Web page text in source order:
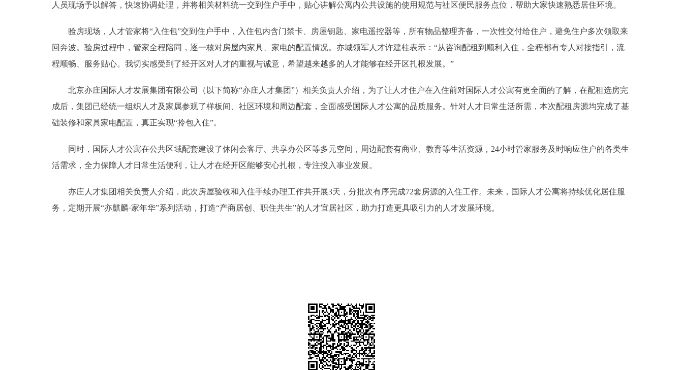
人员现场予以解答，快速协调处理，并将相关材料统一交到住户手中，贴心讲解公寓内公共设施的使用规范与社区便民服务点位，帮助大家快速熟悉居住环境。
验房现场，人才管家将“入住包”交到住户手中，入住包内含门禁卡、房屋钥匙、家电遥控器等，所有物品整理齐备，一次性交付给住户，避免住户多次领取来
回奔波。验房过程中，管家全程陪同，逐一核对房屋内家具、家电的配置情况。亦城领军人才许建柱表示：“从咨询配租到顺利入住，全程都有专人对接指引，流
程顺畅、服务贴心。我切实感受到了经开区对人才的重视与诚意，希望越来越多的人才能够在经开区扎根发展。”
北京亦庄国际人才发展集团有限公司（以下简称“亦庄人才集团”）相关负责人介绍，为了让人才住户在入住前对国际人才公寓有更全面的了解，在配租选房完
成后，集团已经统一组织人才及家属参观了样板间、社区环境和周边配套，全面感受国际人才公寓的品质服务。针对人才日常生活所需，本次配租房源均完成了基
础装修和家具家电配置，真正实现“拎包入住”。
同时，国际人才公寓在公共区域配套建设了休闲会客厅、共享办公区等多元空间，周边配套有商业、教育等生活资源，24小时管家服务及时响应住户的各类生
活需求，全力保障人才日常生活便利，让人才在经开区能够安心扎根，专注投入事业发展。
亦庄人才集团相关负责人介绍，此次房屋验收和入住手续办理工作共开展3天，分批次有序完成72套房源的入住工作。未来，国际人才公寓将持续优化居住服
务，定期开展“亦麒麟·家年华”系列活动，打造“产商居创、职住共生”的人才宜居社区，助力打造更具吸引力的人才发展环境。